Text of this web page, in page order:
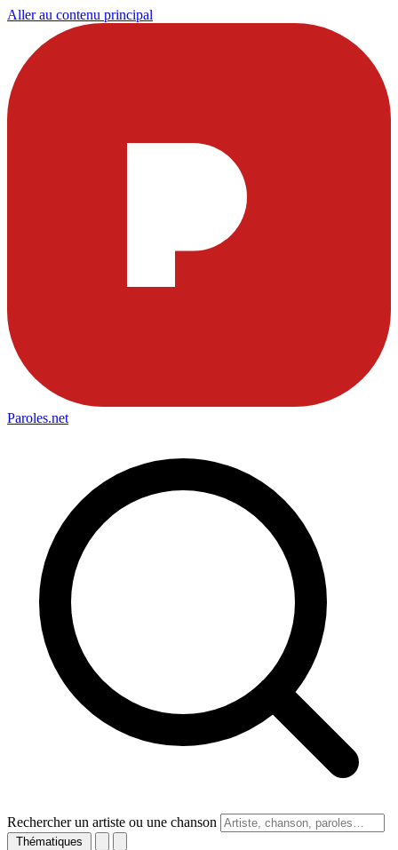
Aller au contenu principal
Paroles.net
Rechercher un artiste ou une chanson
Thématiques